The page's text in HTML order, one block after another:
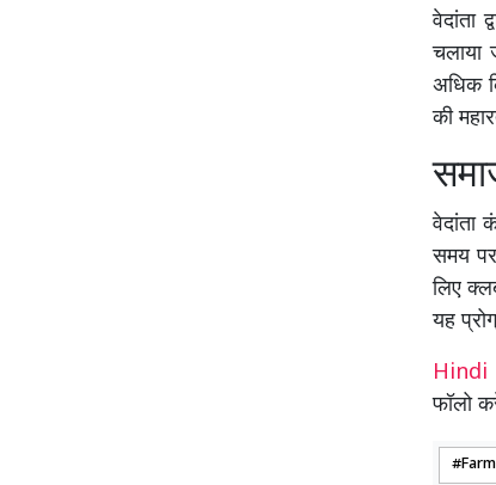
वेदांता
चलाया
अधिक
की
वेदांता
समय
लिए
यह
फॉलो